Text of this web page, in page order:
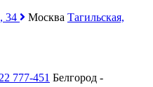
34 Москва Тагильская,
777-451 Белгород -